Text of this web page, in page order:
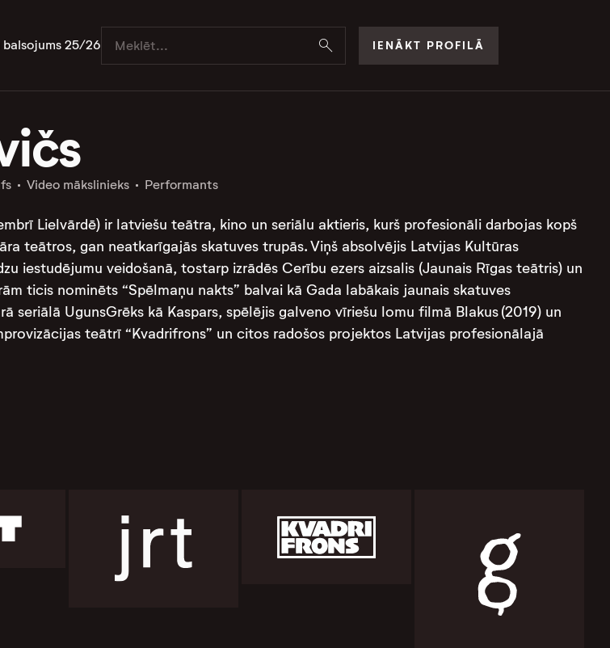
25/26 IENĀKT PROFILĀ
Video mākslinieks Performants
Lielvārdē) ir latviešu teātra, kino un seriālu aktieris, kurš profesionāli darbojas kopš
teātros, gan neatkarīgajās skatuves trupās. Viņš absolvējis Latvijas Kultūras
iestudējumu veidošanā, tostarp izrādēs Cerību ezers aizsalis (Jaunais Rīgas teātris) un
ticis nominēts “Spēlmaņu nakts” balvai kā Gada labākais jaunais skatuves
seriālā UgunsGrēks kā Kaspars, spēlējis galveno vīriešu lomu filmā Blakus (2019) un
teātrī “Kvadrifrons” un citos radošos projektos Latvijas profesionālajā